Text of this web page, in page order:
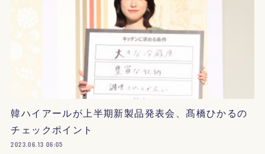
韓ハイアールが上半期新製品発表会、髙橋ひかるの
チェックポイント
2023.06.13 06:05